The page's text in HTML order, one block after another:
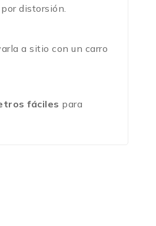
distorsión.
a sitio con un carro
fáciles para